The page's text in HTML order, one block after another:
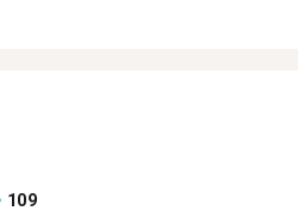
109